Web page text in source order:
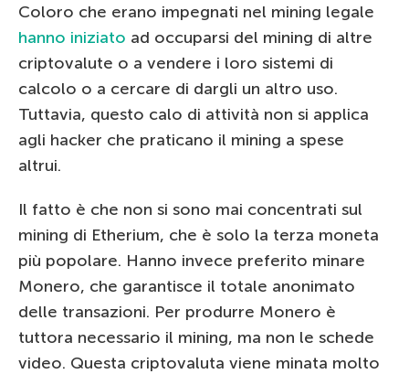
Coloro che erano impegnati nel mining legale
hanno iniziato ad occuparsi del mining di altre
criptovalute o a vendere i loro sistemi di
calcolo o a cercare di dargli un altro uso.
Tuttavia, questo calo di attività non si applica
agli hacker che praticano il mining a spese
altrui.
Il fatto è che non si sono mai concentrati sul
mining di Etherium, che è solo la terza moneta
più popolare. Hanno invece preferito minare
Monero, che garantisce il totale anonimato
delle transazioni. Per produrre Monero è
tuttora necessario il mining, ma non le schede
video. Questa criptovaluta viene minata molto